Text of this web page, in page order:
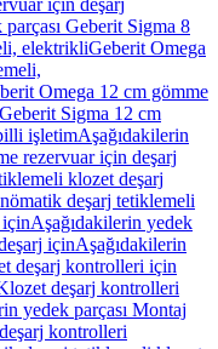
için deşarj
Geberit Sigma 8
elektrikliGeberit Omega
Omega 12 cm gömme
Geberit Sigma 12 cm
işletimAşağıdakilerin
rezervuar için deşarj
klozet deşarj
deşarj tetiklemeli
içinAşağıdakilerin yedek
içinAşağıdakilerin
deşarj kontrolleri için
deşarj kontrolleri
yedek parçası Montaj
kontrolleri